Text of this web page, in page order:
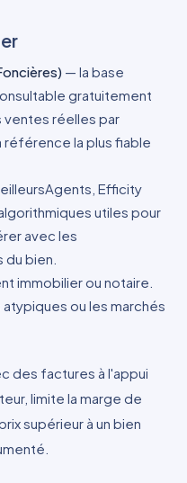
— la base
gratuitement
ventes réelles par
la plus fiable
Efficity
utiles pour
avec les
bien.
immobilier ou notaire.
ou les marchés
des factures à l'appui
limite la marge de
supérieur à un bien